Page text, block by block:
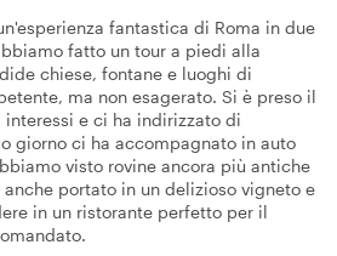
fantastica di Roma in due
fatto un tour a piedi alla
chiese, fontane e luoghi di
ma non esagerato. Si è preso il
e ci ha indirizzato di
giorno ci ha accompagnato in auto
visto rovine ancora più antiche
portato in un delizioso vigneto e
in un ristorante perfetto per il